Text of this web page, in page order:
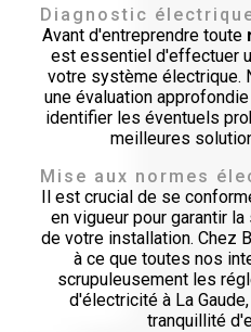
Diagnostic
Avant d'entreprendre toute
est essentiel d'effectuer
votre système électrique.
une évaluation
identifier les éventuels
meilleures
Mise aux normes
Il est crucial de se
en vigueur pour garantir
de votre installation. Chez
à ce que toutes nos
scrupuleusement les
d'électricité à La
tranquillité